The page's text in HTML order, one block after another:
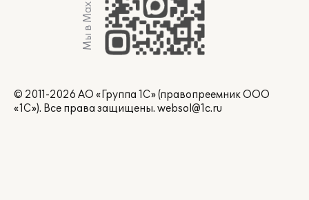
Мы в Max
© 2011-2026 АО «Группа 1С» (правопреемник ООО
«1С»). Все права защищены. websol@1c.ru